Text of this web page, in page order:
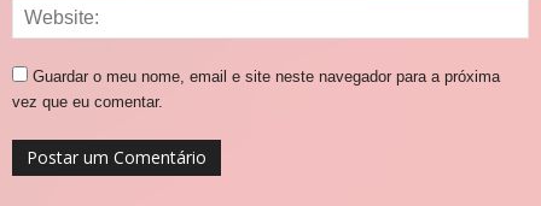
Guardar o meu nome, email e site neste navegador para a próxima
vez que eu comentar.